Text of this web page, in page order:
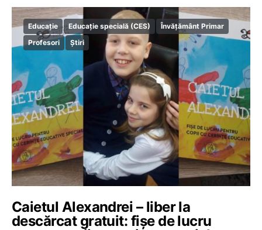
Educație Educație specială (CES)
Învățământ Primar
Profesori
Știri
Caietul Alexandrei – liber la
descărcat gratuit: fișe de lucru